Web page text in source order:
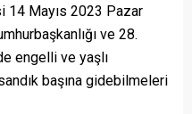
14 Mayıs 2023 Pazar
ve 28.
engelli ve yaşlı
başına gidebilmeleri